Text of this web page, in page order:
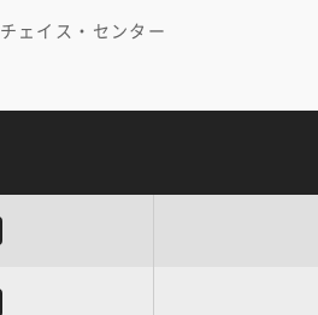
チェイス・センター